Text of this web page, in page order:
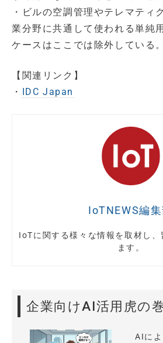
・ビルの空調管理やテレマティ
業分野に共通して使われる単純
ケースはここでは除外している。
【関連リンク】
・ IDC Japan
IoTNEWS編集
IoTに関する様々な情報を取材し、
ます。
企業向けAI活用虎の
AIに